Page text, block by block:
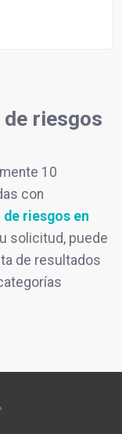
riesgos
10
con
riesgos en
solicitud, puede
de resultados